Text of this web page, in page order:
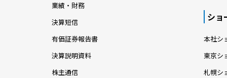
業績・財務
決算短信
有価証券報告書
決算説明資料
株主通信
ショ
本社シ
東京シ
札幌シ